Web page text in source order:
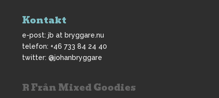
Kontakt
e-post: jb at bryggare.nu
telefon: +46 733 84 24 40
twitter: @johanbryggare
Från Mixed Goodies